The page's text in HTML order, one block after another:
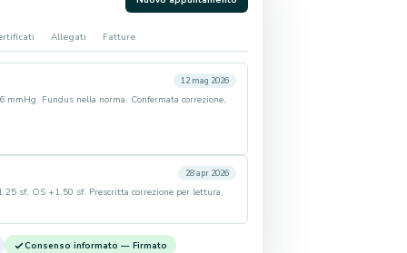
Allegati Fatture
12 mag 2026
Fundus nella norma. Confermata correzione,
28 apr 2026
sf, OS +1.50 sf. Prescritta correzione per lettura,
Consenso informato — Firmato